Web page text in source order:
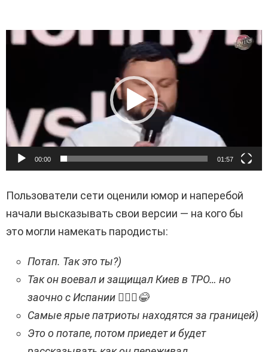
В
о
п
л
р
00:00 01:57
Пользователи сети оценили юмор и наперебой
начали высказывать свои версии — на кого бы
это могли намекать пародисты:
Потап. Так это ты?)
Так он воевал и защищал Киев в ТРО… но
заочно с Испании 🤦🏽‍♂️😂
Самые ярые патриоты находятся за границей)
Это о потапе, потом приедет и будет